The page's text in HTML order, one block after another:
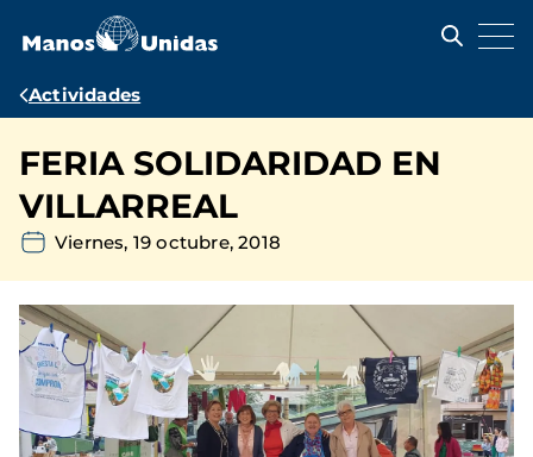
contenido
Ruta
navegación
Actividades
FERIA SOLIDARIDAD EN
VILLARREAL
Viernes, 19 octubre, 2018